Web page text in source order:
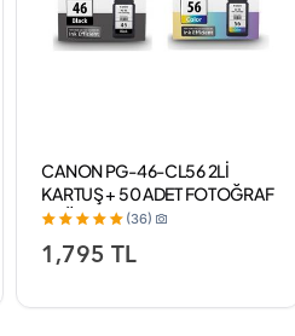
CANON PG-46-CL56 2Lİ
KARTUŞ + 50 ADET FOTOĞRAF
KAĞIDI
(36)
1,795 TL